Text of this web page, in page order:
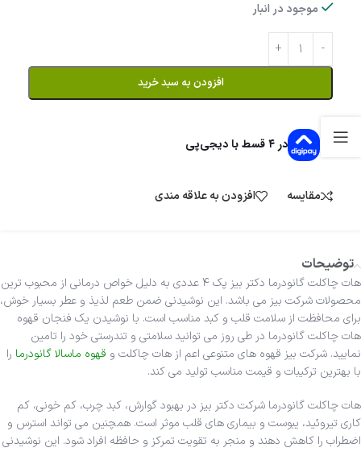
موجود در انبار
افزودن به سبد خرید
در ۴ قسط با دیجی‌پی
مقایسه افزودن به علاقه مندی
توضیحات
هات چاکلت گانودرما دکتر بیز پک ۴ عددی به دلیل خواص درمانی از محبوب ترین
محصولات شرکت بیز می باشد. این نوشیدنی ضمن طعم لذیذ و عطر بسیار خوش،
برای محافظت از سلامت قلب و کبد مناسب است. با نوشیدن یک فنجان قهوه
هات چاکلت گانودرما در طی روز می توانید سلامتی و تندرستی خود را تامین
نمایید. شرکت بیز قهوه های متنوعی اعم از هات چاکلت و قهوه ماسالا گانودرما را
با بهترین ترکیبات و قیمت مناسب تولید می کند.
هات چاکلت گانودرما شرکت دکتر بیز در بهبود گوارش، کبد چرب، کم خونی، کم
کاری تیروئید، یبوست و بیماری های قلب موثر است. همچنین می تواند استرس و
اضطراب را کاهش دهند و منجر به تقویت تمرکز و حافظه افراد شود. این نوشیدنی